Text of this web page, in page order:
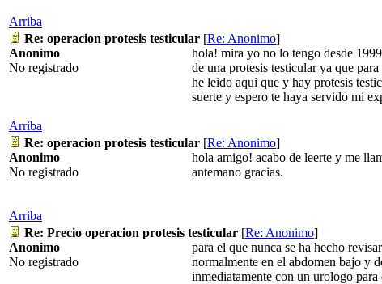
Arriba
Re: operacion protesis testicular [Re: Anonimo]
Anonimo
No registrado
hola! mira yo no lo tengo desde
de una protesis testicular ya que
he leido aqui que y hay protesis
suerte y espero te haya servido mi
Arriba
Re: operacion protesis testicular [Re: Anonimo]
Anonimo
No registrado
hola amigo! acabo de leerte y me
antemano gracias.
Arriba
Re: Precio operacion protesis testicular [Re: Anonimo]
Anonimo
No registrado
para el que nunca se ha hecho
normalmente en el abdomen bajo y
inmediatamente con un urologo